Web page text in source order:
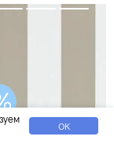
ОК